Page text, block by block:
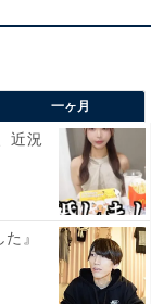
一ヶ月
近況
』